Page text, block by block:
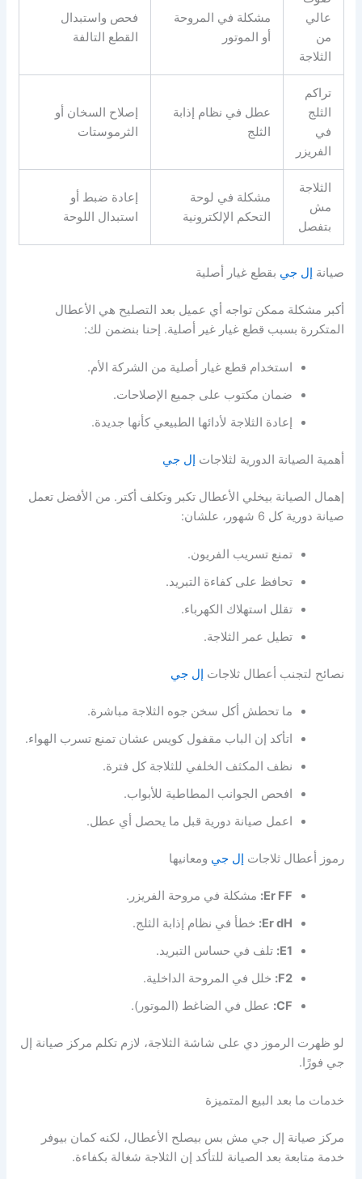
عالي
من
الثلاجة
مشكلة في المروحة
أو الموتور
فحص واستبدال
القطع التالفة
تراكم
الثلج
في
الفريزر
عطل في نظام إذابة
الثلج
إصلاح السخان أو
الثرموستات
الثلاجة
مش
بتفصل
مشكلة في لوحة
التحكم الإلكترونية
إعادة ضبط أو
استبدال اللوحة
صيانة إل جي بقطع غيار أصلية
أكبر مشكلة ممكن تواجه أي عميل بعد التصليح هي الأعطال
المتكررة بسبب قطع غيار غير أصلية. إحنا بنضمن لك:
استخدام قطع غيار أصلية من الشركة الأم.
ضمان مكتوب على جميع الإصلاحات.
إعادة الثلاجة لأدائها الطبيعي كأنها جديدة.
أهمية الصيانة الدورية لثلاجات إل جي
إهمال الصيانة بيخلي الأعطال تكبر وتكلف أكتر. من الأفضل تعمل
صيانة دورية كل 6 شهور، علشان:
تمنع تسريب الفريون.
تحافظ على كفاءة التبريد.
تقلل استهلاك الكهرباء.
تطيل عمر الثلاجة.
نصائح لتجنب أعطال ثلاجات إل جي
ما تحطش أكل سخن جوه الثلاجة مباشرة.
اتأكد إن الباب مقفول كويس عشان تمنع تسرب الهواء.
نظف المكثف الخلفي للثلاجة كل فترة.
افحص الجوانب المطاطية للأبواب.
اعمل صيانة دورية قبل ما يحصل أي عطل.
رموز أعطال ثلاجات إل جي ومعانيها
Er FF: مشكلة في مروحة الفريزر.
Er dH: خطأ في نظام إذابة الثلج.
E1: تلف في حساس التبريد.
F2: خلل في المروحة الداخلية.
CF: عطل في الضاغط (الموتور).
لو ظهرت الرموز دي على شاشة الثلاجة، لازم تكلم مركز صيانة إل
جي فورًا.
خدمات ما بعد البيع المتميزة
مركز صيانة إل جي مش بس بيصلح الأعطال، لكنه كمان بيوفر
خدمة متابعة بعد الصيانة للتأكد إن الثلاجة شغالة بكفاءة.